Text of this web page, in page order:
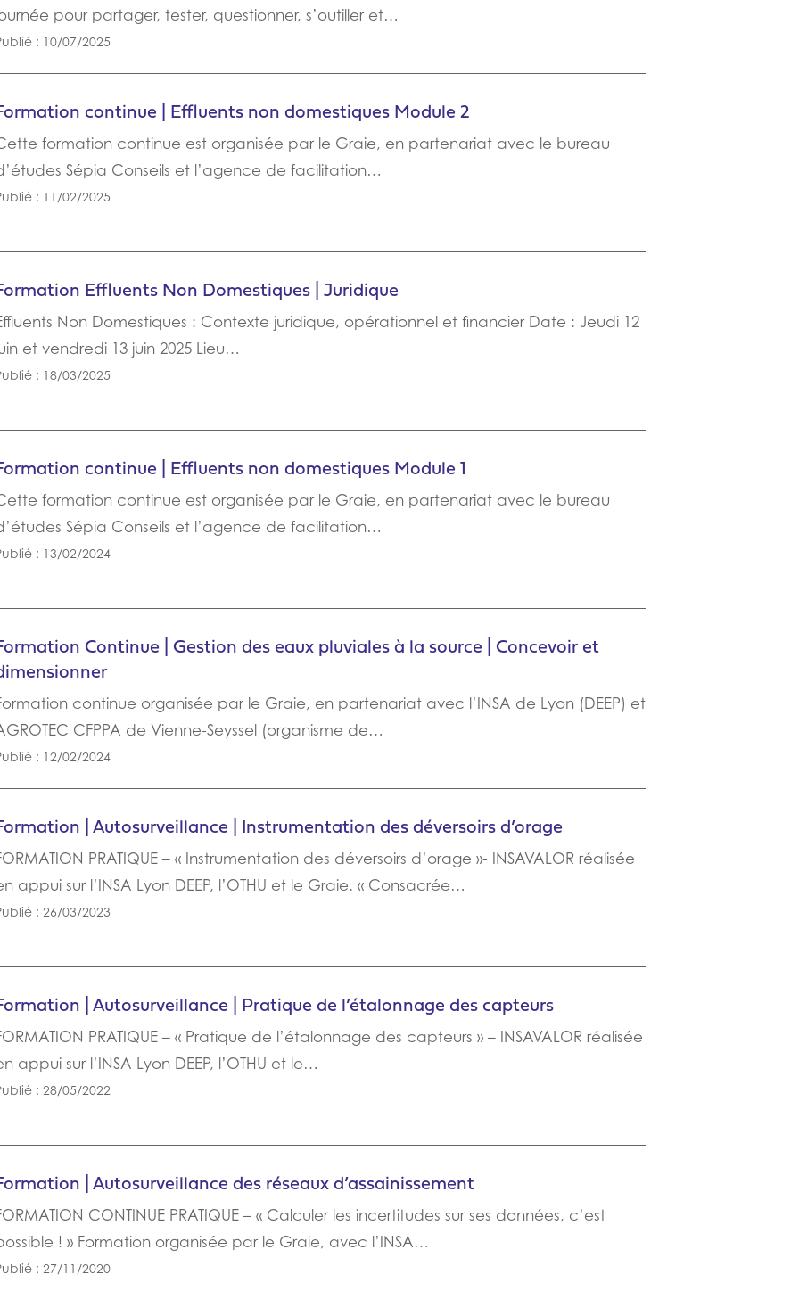
pour partager, tester, questionner, s’outiller et…
: 10/07/2025
continue | Effluents non domestiques Module 2
formation continue est organisée par le Graie, en partenariat avec le bureau
Sépia Conseils et l’agence de facilitation…
: 11/02/2025
Effluents Non Domestiques | Juridique
Non Domestiques : Contexte juridique, opérationnel et financier Date : Jeudi 12
et vendredi 13 juin 2025 Lieu…
: 18/03/2025
continue | Effluents non domestiques Module 1
formation continue est organisée par le Graie, en partenariat avec le bureau
Sépia Conseils et l’agence de facilitation…
: 13/02/2024
Continue | Gestion des eaux pluviales à la source | Concevoir et
continue organisée par le Graie, en partenariat avec l’INSA de Lyon (DEEP) et
CFPPA de Vienne-Seyssel (organisme de…
: 12/02/2024
| Autosurveillance | Instrumentation des déversoirs d’orage
PRATIQUE – « Instrumentation des déversoirs d’orage »- INSAVALOR réalisée
appui sur l’INSA Lyon DEEP, l’OTHU et le Graie. « Consacrée…
: 26/03/2023
| Autosurveillance | Pratique de l’étalonnage des capteurs
PRATIQUE – « Pratique de l’étalonnage des capteurs » – INSAVALOR réalisée
appui sur l’INSA Lyon DEEP, l’OTHU et le…
: 28/05/2022
| Autosurveillance des réseaux d’assainissement
CONTINUE PRATIQUE – « Calculer les incertitudes sur ses données, c’est
! » Formation organisée par le Graie, avec l’INSA…
: 27/11/2020